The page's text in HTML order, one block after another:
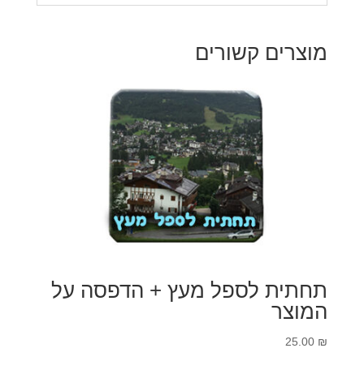
מוצרים קשורים
תחתית לספל מעץ + הדפסה על
המוצר
25.00 ₪